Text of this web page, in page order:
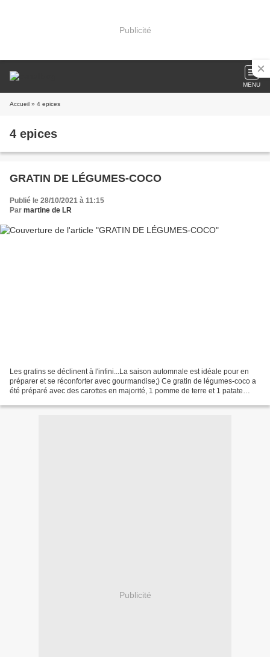
Publicité
MENU
Accueil » 4 epices
4 epices
GRATIN DE LÉGUMES-COCO
Publié le 28/10/2021 à 11:15
Par martine de LR
Les gratins se déclinent à l'infini...La saison automnale est idéale pour en
préparer et se réconforter avec gourmandise;) Ce gratin de légumes-coco a
été préparé avec des carottes en majorité, 1 pomme de terre et 1 patate
Publicité